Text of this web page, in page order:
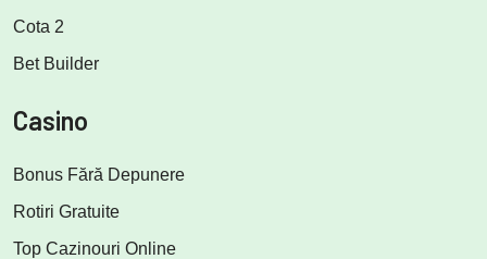
Cota 2
Bet Builder
Casino
Bonus Fără Depunere
Rotiri Gratuite
Top Cazinouri Online